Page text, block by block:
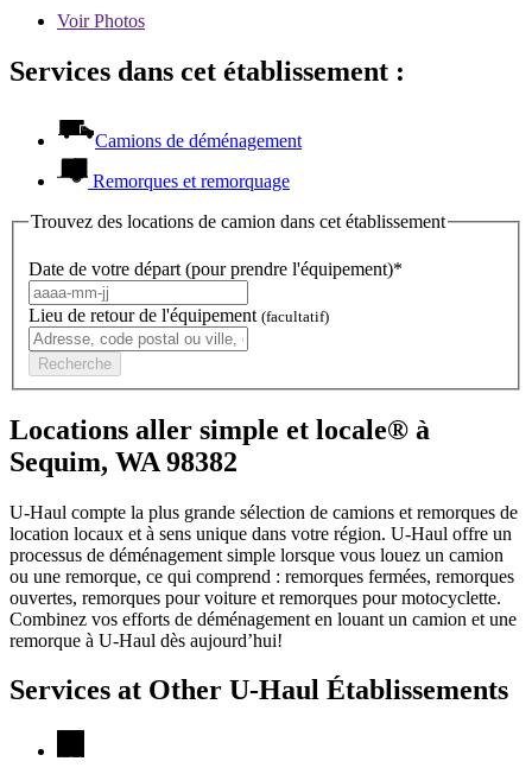
VoirPhotos
Services dans cet établissement :
Camions de déménagement
Remorques et remorquage
Trouvez des locations de camion dans cet établissement
Date de votre départ (pour prendre l'équipement)*
Lieu de retour de l'équipement (facultatif)
Recherche
Locations aller simple et locale® à
Sequim, WA 98382
U-Haul compte la plus grande sélection de camions et remorques de
location locaux et à sens unique dans votre région. U-Haul offre un
processus de déménagement simple lorsque vous louez un camion
ou une remorque, ce qui comprend : remorques fermées, remorques
ouvertes, remorques pour voiture et remorques pour motocyclette.
Combinez vos efforts de déménagement en louant un camion et une
remorque à U-Haul dès aujourd’hui!
Services at Other U-Haul Établissements